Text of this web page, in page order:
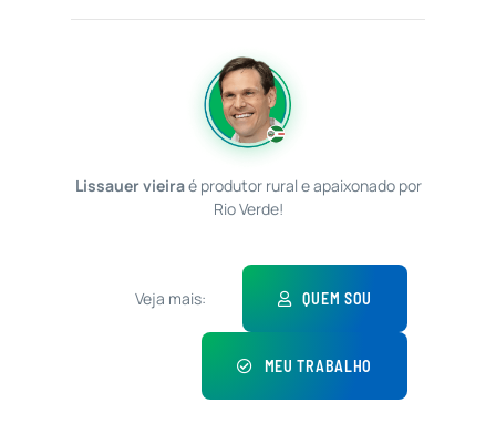
Lissauer vieiraé produtor rural e apaixonado por
Rio Verde!
Veja mais: QUEM SOU
MEU TRABALHO